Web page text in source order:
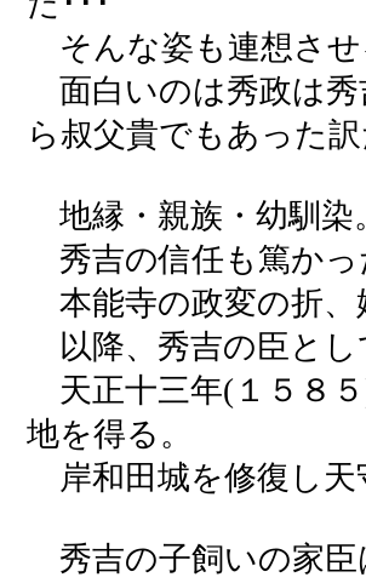
そんな姿も連想させ
面白いのは秀政は秀
ら叔父貴でもあった
地縁・親族・幼馴染
秀吉の信任も篤かっ
本能寺の政変の折、
以降、秀吉の臣とし
天正十三年(１５８
地を得る。
岸和田城を修復し天
秀吉の子飼いの家臣